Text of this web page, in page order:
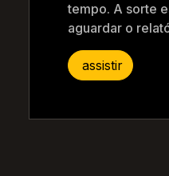
tempo. A sorte
aguardar o
assistir